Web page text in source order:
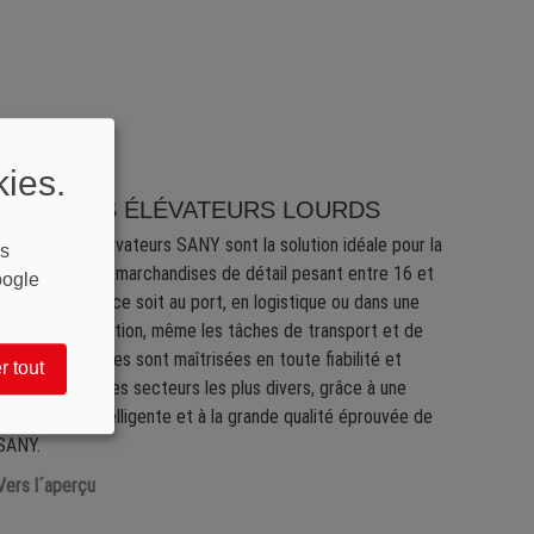
CHARIOTS ÉLÉVATEURS LOURDS
chariots élévateurs SANY sont la solution idéale pour la
de marchandises de détail pesant entre 16 et
32 tonnes. Que ce soit au port, en logistique ou dans une
usine de production, même les tâches de transport et de
exigeantes sont maîtrisées en toute fiabilité et
précision dans les secteurs les plus divers, grâce à une
technologie intelligente et à la grande qualité éprouvée de
l´aperçu
tout